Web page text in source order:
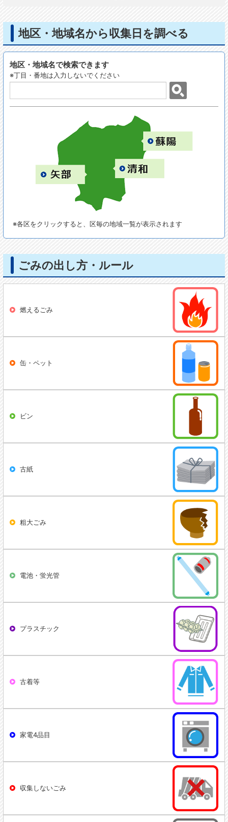
地区・地域名から収集日を調べる
地区・地域名で検索できます
※丁目・番地は入力しないでください
※各区をクリックすると、区毎の地域一覧が表示されます
ごみの出し方・ルール
燃えるごみ
缶・ペット
ビン
古紙
粗大ごみ
電池・蛍光管
プラスチック
古着等
家電4品目
収集しないごみ